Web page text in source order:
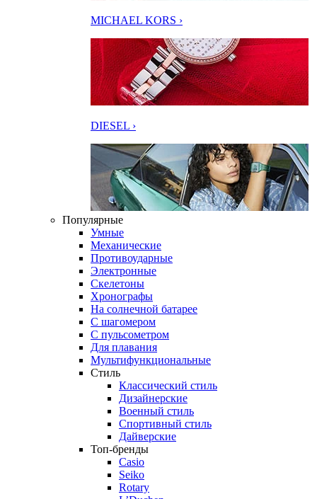
MICHAEL KORS ›
DIESEL ›
Популярные
Умные
Механические
Противоударные
Электронные
Скелетоны
Хронографы
На солнечной батарее
С шагомером
С пульсометром
Для плавания
Мультифункциональные
Стиль
Классический стиль
Дизайнерские
Военный стиль
Спортивный стиль
Дайверские
Топ-бренды
Casio
Seiko
Rotary